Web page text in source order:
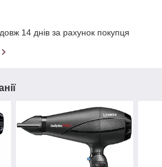
14 днів за рахунок покупця